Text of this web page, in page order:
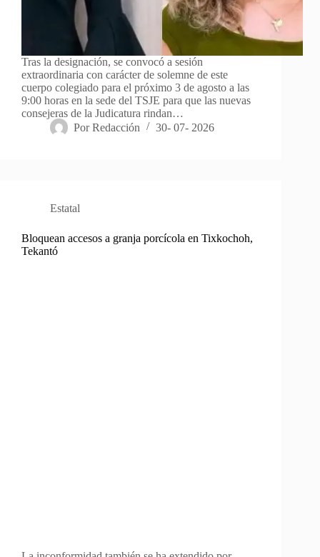
Tras la designación, se convocó a sesión
extraordinaria con carácter de solemne de este
cuerpo colegiado para el próximo 3 de agosto a las
9:00 horas en la sede del TSJE para que las nuevas
consejeras de la Judicatura rindan…
Por Redacción 30- 07- 2026
Estatal
Bloquean accesos a granja porcícola en Tixkochoh,
Tekantó